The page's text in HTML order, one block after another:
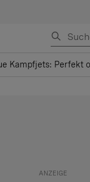
Kampfjets: Perfekt